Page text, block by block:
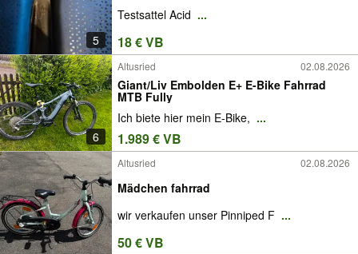
5
Testsattel Acid ...
18 € VB
6
Altusried 02.08.2026
Giant/Liv Embolden E+ E-Bike Fahrrad
MTB Fully
Ich biete hier mein E-Bike, ...
1.989 € VB
Altusried 02.08.2026
Mädchen fahrrad
wir verkaufen unser Pinniped F ...
50 € VB